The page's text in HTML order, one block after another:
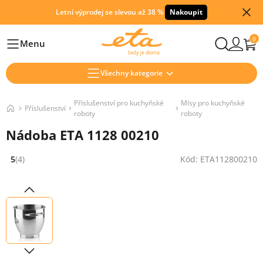
Letní výprodej se slevou až 38 % Nakoupit
HlavníMenu 0
Všechny kategorie
Příslušenství
Příslušenství pro kuchyňské
roboty
Mísy pro kuchyňské
roboty
Nádoba ETA 1128 00210
Hodnocení: 5 z 5 (4 recenzí)
5(4) Kód: ETA112800210